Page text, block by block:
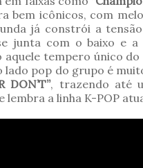
icônicos, com
já constrói a
junta com o baixo e
tempero único do
lado pop do grupo é
DON’T”, trazendo até
a linha K-POP